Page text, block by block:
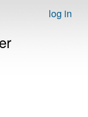
log in